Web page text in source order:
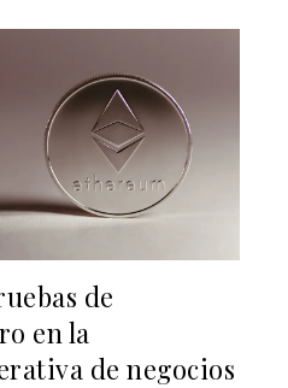
de
en la
de negocios